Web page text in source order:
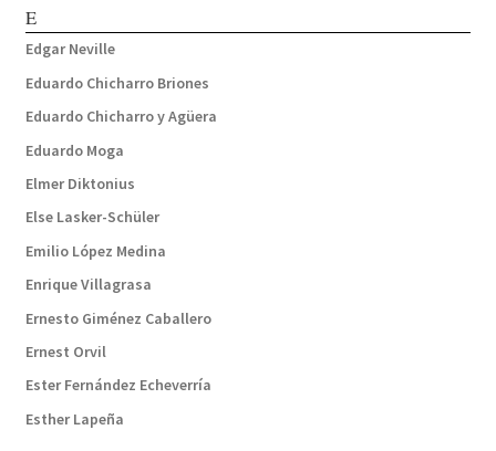
E
Edgar Neville
Eduardo Chicharro Briones
Eduardo Chicharro y Agüera
Eduardo Moga
Elmer Diktonius
Else Lasker-Schüler
Emilio López Medina
Enrique Villagrasa
Ernesto Giménez Caballero
Ernest Orvil
Ester Fernández Echeverría
Esther Lapeña